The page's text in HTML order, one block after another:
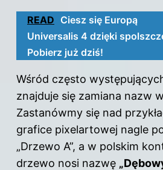
READ Ciesz się Europą
Universalis 4 dzięki
Pobierz już dziś!
Wśród często
znajduje się zamiana nazw
Zastanówmy się nad
grafice pixelartowej nagle
„Drzewo A”, a w polskim
drzewo nosi nazwę